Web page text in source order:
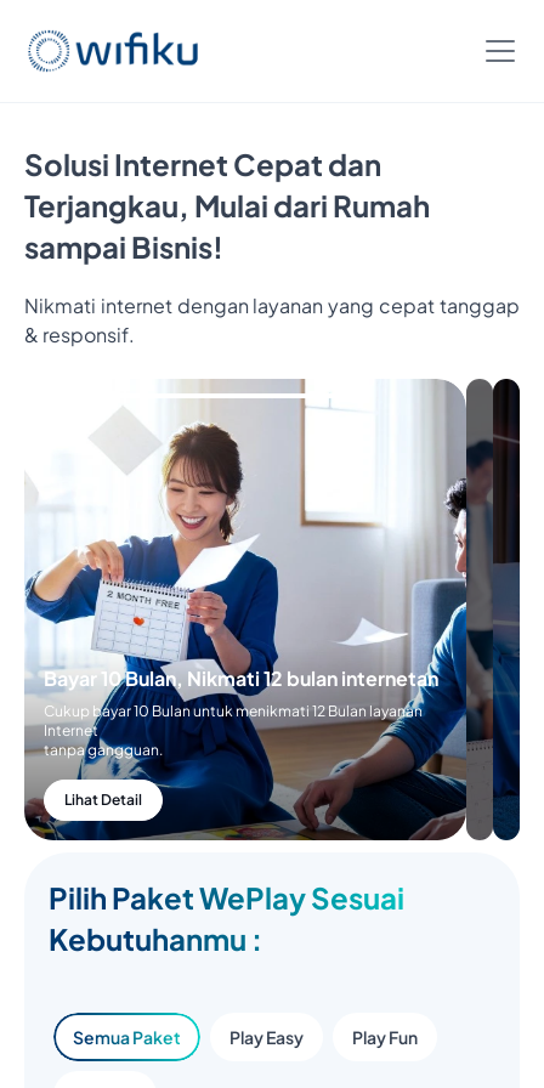
Solusi Internet Cepat dan
Terjangkau, Mulai dari Rumah
sampai Bisnis!
Nikmati internet dengan layanan yang cepat tanggap
& responsif.
Bayar 10 Bulan, Nikmati 12 bulan
internetan
Cukup bayar 10 Bulan untuk menikmati 12 Bulan
layanan Internet
tanpa gangguan.
Lihat Detail
5
Bulan,
Nikmatin
Bulan
Internetan
Bayar 5
Bulan
menikmati
6 Bulan
layanan
internetan
tanpa
gangguan
Lihat
Pilih Paket WePlay Sesuai
Kebutuhanmu :
Semua Paket Play Easy Play Fun